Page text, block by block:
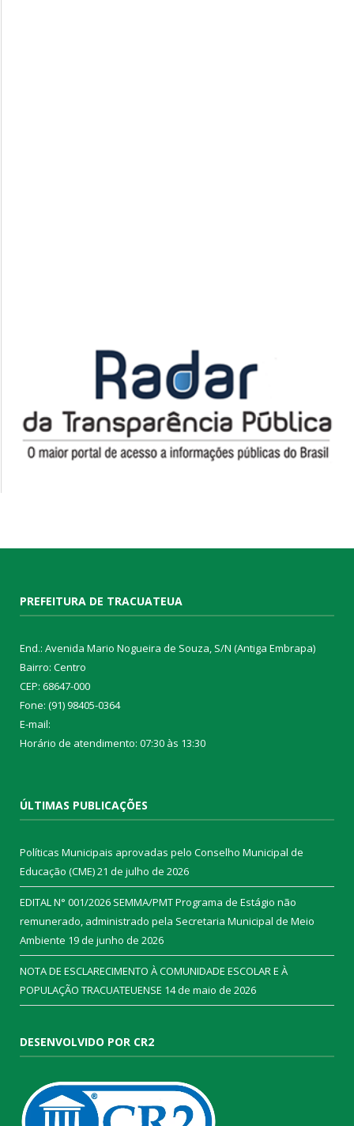
PREFEITURA DE TRACUATEUA
End.: Avenida Mario Nogueira de Souza, S/N (Antiga Embrapa)
Bairro: Centro
CEP: 68647-000
Fone: (91) 98405-0364
E-mail:
Horário de atendimento: 07:30 às 13:30
ÚLTIMAS PUBLICAÇÕES
Políticas Municipais aprovadas pelo Conselho Municipal de
Educação (CME)21 de julho de 2026
EDITAL N° 001/2026 SEMMA/PMT Programa de Estágio não
remunerado, administrado pela Secretaria Municipal de Meio
Ambiente 19 de junho de 2026
NOTA DE ESCLARECIMENTO À COMUNIDADE ESCOLAR E À
POPULAÇÃO TRACUATEUENSE 14 de maio de 2026
DESENVOLVIDO POR CR2